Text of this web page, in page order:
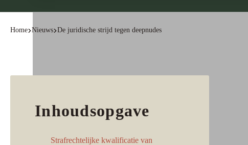
Home Nieuws De juridische strijd tegen deepnudes
Inhoudsopgave
Strafrechtelijke kwalificatie van